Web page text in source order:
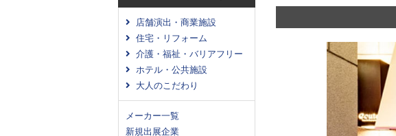
店舗演出・商業施設
住宅・リフォーム
介護・福祉・バリアフリー
ホテル・公共施設
大人のこだわり
メーカー一覧
新規出展企業